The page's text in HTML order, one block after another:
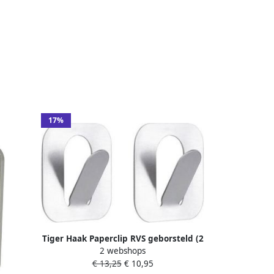
17%
Tiger Haak Paperclip RVS geborsteld (2
stuks) 4.4x4.5x1.7cm 163030941
2 webshops
€ 13,25€ 10,95